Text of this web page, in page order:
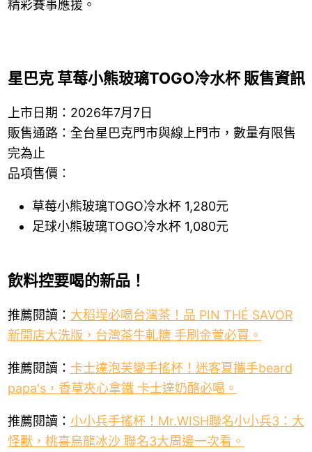
精彩賽事應援。
星巴克 草莓小熊玻璃TOGO冷水杯 販售資訊
上市日期：2026年7月7日
販售通路：全台星巴克門市與線上門市，數量有限售
完為止
品項售價：
草莓小熊玻璃TOGO冷水杯 1,280元
足球小熊玻璃TOGO冷水杯 1,080元
飲料控要喝的新品！
推薦閱讀： 大稻埕必喝台灣茶！品 PIN THÉ SAVOR
新開店大洗版，台灣茶牛軋糖 手刷金萱必買。
推薦閱讀： 卡士達泡芙變手搖杯！迷客夏攜手beard
papa's，香草夾心拿鐵 卡士達奶酪必喝。
推薦閱讀： 小小兵手搖杯！Mr.WISH聯名小小兵3：大
怪獸，桃喜烏龍冰沙 聯名3大周邊一次看。